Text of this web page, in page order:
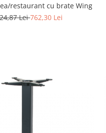
restaurant cu brate Wing
Lei762,30 Lei